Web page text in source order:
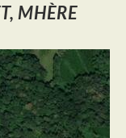
MHÈRE